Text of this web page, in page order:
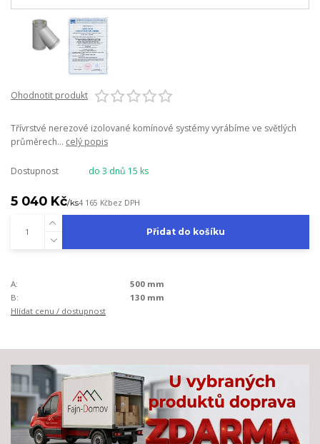
Ohodnotit produkt
Třívrstvé nerezové izolované komínové systémy vyrábíme ve světlých
průměrech... celý popis
Dostupnost do 3 dnů 15 ks
5 040 Kč/ks4 165 Kčbez DPH
Přidat do košíku
A:
500 mm
B:
130 mm
Hlídat cenu / dostupnost